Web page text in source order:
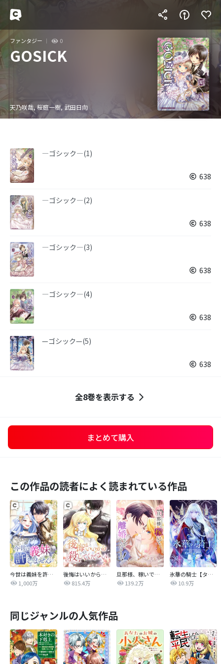
ファンタジー 0
GOSICK
天乃咲哉, 桜庭一樹, 武田日向
―ゴシック―(1)
638
―ゴシック―(2)
638
―ゴシック―(3)
638
―ゴシック―(4)
638
—ゴシック—(5)
638
全8巻を表示する
まとめて購入
この作品の読者によく読まれている作品
今世は義妹を許しません
1,000万
後悔はいいから殺してください
815.4万
旦那様、稼いで離婚させていただきます！
139.2万
氷華の騎士【タテヨミ】
10.9万
同じジャンルの人気作品